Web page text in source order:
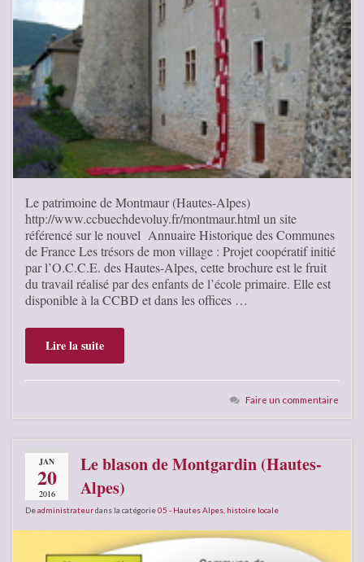
Le patrimoine de Montmaur (Hautes-Alpes)
http://www.ccbuechdevoluy.fr/montmaur.html un site
référencé sur le nouvel Annuaire Historique des Communes
de France Les trésors de mon village : Projet coopératif initié
par l’O.C.C.E. des Hautes-Alpes, cette brochure est le fruit
du travail réalisé par des enfants de l’école primaire. Elle est
disponible à la CCBD et dans les offices …
Lire la suite
Faire un commentaire
JAN
20
2016
Le blason de Montgardin (Hautes-
Alpes)
Deadministrateurdans la catégorie05 - Hautes Alpes histoire locale